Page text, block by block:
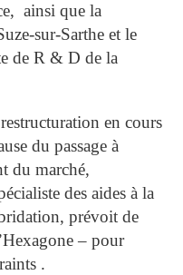
ainsi que la
sur-Sarthe et le
de R & D de la
en cours
du passage à
du marché,
des aides à la
prévoit de
– pour
.